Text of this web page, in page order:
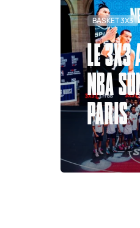
BASKET 3X3
LE 3X3
NBA
PARIS